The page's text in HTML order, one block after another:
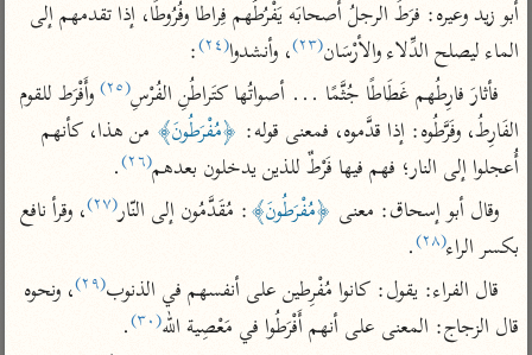
اشترك لتصلك أخبار مشاريعنا
راسلنا تليجرام
تعليمات • عن الباحث القرآني
الماء ليصلح الدِّلاء والأرْسَان(٢٣) ، وأنشدوا(٢٤)
:
فأثارَ فارِطُهم غَطَاطًا جُثَّمًا ... أصواتُها كتَراطُنِ الفُرْسِ(٢٥)
الفَارِطُ، وفَرَّطُوه: إذا قدَّموه، فمعنى قوله: ﴿مُفْرَطُونَ﴾
أُعجلوا إلى النار؛ فهم فيها فَرْطٌ للذين يدخلون بعدهم(٢٦)
.
وقال أبو إسحاق: معنى ﴿مُفْرَطُونَ﴾: مُقَدَّمُون إلى النّار(٢٧)
بكسر الراء(٢٨)
.
قال الفراء: يقول: كانوا مُفْرِطين على أنفسهم في الذنوب(٢٩)
قال الزجاج: المعنى على أنهم أَفْرَطُوا في مَعْصِية الله(٣٠)
.